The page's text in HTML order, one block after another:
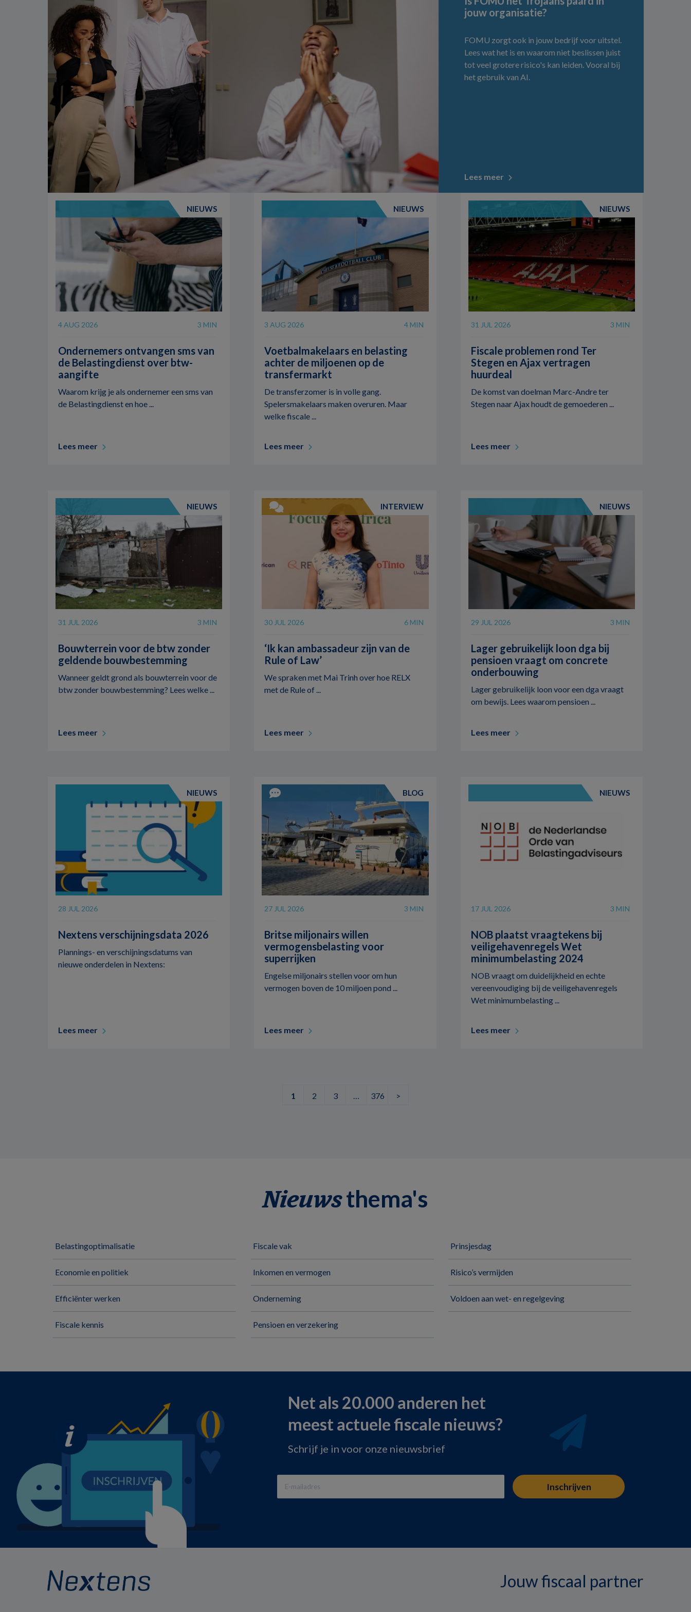
jouw organisatie?
FOMU zorgt ook in jouw bedrijf voor uitstel.
Lees wat het is en waarom niet beslissen juist
tot veel grotere risico's kan leiden. Vooral bij
het gebruik van AI.
Lees meer
NIEUWS
4 AUG 2026 3 MIN
Ondernemers ontvangen sms van
de Belastingdienst over btw-
aangifte
Waarom krijg je als ondernemer een sms van
de Belastingdienst en hoe ...
Lees meer
NIEUWS
3 AUG 2026 4 MIN
Voetbalmakelaars en belasting
achter de miljoenen op de
transfermarkt
De transferzomer is in volle gang.
Spelersmakelaars maken overuren. Maar
welke fiscale ...
Lees meer
NIEUWS
31 JUL 2026 3 MIN
Fiscale problemen rond Ter
Stegen en Ajax vertragen
huurdeal
De komst van doelman Marc-Andre ter
Stegen naar Ajax houdt de gemoederen ...
Lees meer
NIEUWS
31 JUL 2026 3 MIN
Bouwterrein voor de btw zonder
geldende bouwbestemming
Wanneer geldt grond als bouwterrein voor de
btw zonder bouwbestemming? Lees welke ...
Lees meer
INTERVIEW
30 JUL 2026 6 MIN
‘Ik kan ambassadeur zijn van de
Rule of Law’
We spraken met Mai Trinh over hoe RELX
met de Rule of ...
Lees meer
NIEUWS
29 JUL 2026 3 MIN
Lager gebruikelijk loon dga bij
pensioen vraagt om concrete
onderbouwing
Lager gebruikelijk loon voor een dga vraagt
om bewijs. Lees waarom pensioen ...
Lees meer
NIEUWS
28 JUL 2026
Nextens verschijningsdata 2026
Plannings- en verschijningsdatums van
nieuwe onderdelen in Nextens:
Lees meer
BLOG
27 JUL 2026 3 MIN
Britse miljonairs willen
vermogensbelasting voor
superrijken
Engelse miljonairs stellen voor om hun
vermogen boven de 10 miljoen pond ...
Lees meer
NIEUWS
17 JUL 2026 3 MIN
NOB plaatst vraagtekens bij
veiligehavenregels Wet
minimumbelasting 2024
NOB vraagt om duidelijkheid en echte
vereenvoudiging bij de veiligehavenregels
Wet minimumbelasting ...
Lees meer
1 2 3 … 376 >
Nieuwsthema's
Belastingoptimalisatie
Economie en politiek
Efficiënter werken
Fiscale kennis
Fiscale vak
Inkomen en vermogen
Onderneming
Pensioen en verzekering
Prinsjesdag
Risico’s vermijden
Voldoen aan wet- en regelgeving
Net als 20.000 anderen het
meest actuele fiscale nieuws?
Schrijf je in voor onze nieuwsbrief
Jouw fiscaal partner